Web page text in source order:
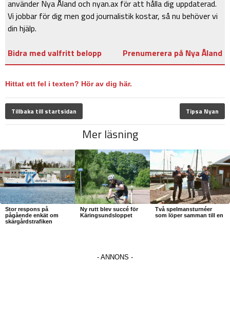
använder Nya Åland och nyan.ax för att hålla dig uppdaterad.
Vi jobbar för dig men god journalistik kostar, så nu behöver vi
din hjälp.
Bidra med valfritt belopp
Prenumerera på Nya Åland
Hittat ett fel i texten? Hör av dig här.
Tillbaka till startsidan Tipsa Nyan
Mer läsning
Stor respons på
pågående enkät om
skärgårdstrafiken
Ny rutt blev succé för
Käringsundsloppet
Två spelmansturnéer
som löper samman till en